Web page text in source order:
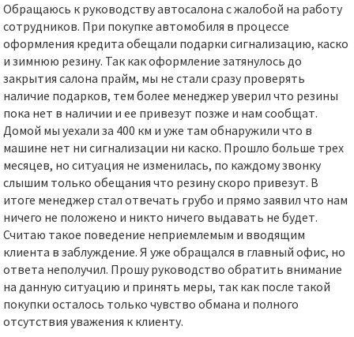
Обращаюсь к руководству автосалона с жалобой на работу
сотрудников. При покупке автомобиля в процессе
оформления кредита обещали подарки сигнализацию, каско
и зимнюю резину. Так как оформление затянулось до
закрытия салона прайм, мы не стали сразу проверять
наличие подарков, тем более менеджер уверил что резины
пока нет в наличии и ее привезут позже и нам сообщат.
Домой мы уехали за 400 км и уже там обнаружили что в
машине нет ни сигнализации ни каско. Прошло больше трех
месяцев, но ситуация не изменилась, по каждому звонку
слышим только обещания что резину скоро привезут. В
итоге менеджер стал отвечать грубо и прямо заявил что нам
ничего не положено и никто ничего выдавать не будет.
Считаю такое поведение неприемлемым и вводящим
клиента в заблуждение. Я уже обращался в главный офис, но
ответа неполучил. Прошу руководство обратить внимание
на данную ситуацию и принять меры, так как после такой
покупки осталось только чувство обмана и полного
отсутствия уважения к клиенту.